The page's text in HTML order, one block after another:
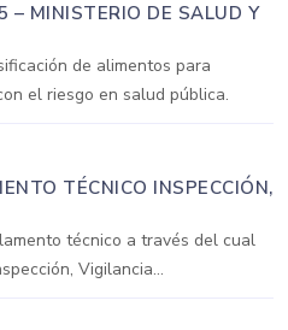
– MINISTERIO DE SALUD Y
de alimentos para
el riesgo en salud pública.
TÉCNICO INSPECCIÓN,
técnico a través del cual
Vigilancia...